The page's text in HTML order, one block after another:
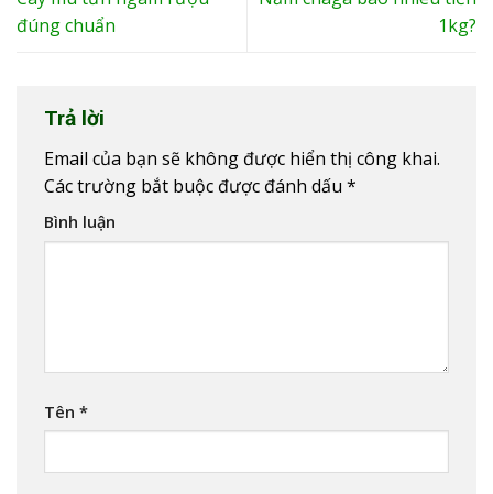
đúng chuẩn
1kg?
Trả lời
Email của bạn sẽ không được hiển thị công khai.
Các trường bắt buộc được đánh dấu *
Bình luận
Tên *